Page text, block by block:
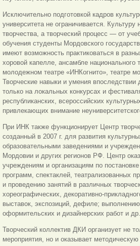
Исключительно подготовкой кадров
университета не ограничивается. Культуру
творчества, а творческий процесс — от
обучения студенты Мордовского
имеют возможность практиковаться в
хоровой капелле, ансамбле национального
молодежном театре «ИНКогнито», театре
Творческие навыки и умения впоследствии
только на локальных конкурсах и
республиканских, всероссийских
привлекающих внимание
При ИНК также функционирует Центр
созданный в 2007 г. для развития
образовательными заведениями и
Мордовии и других регионов РФ. Центр
учреждениям и организациям по
программ, спектаклей, театрализованных
и проведению занятий в различных
хореографических, декоративно-
выставок, экспозиций, дефиле;
оформительских и дизайнерских работ и др.
Творческий коллектив ДКИ организует не
мероприятия, но и оказывает